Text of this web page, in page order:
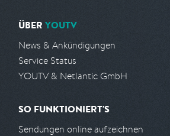
ÜBER YOUTV
News & Ankündigungen
Service Status
YOUTV & Netlantic GmbH
SO FUNKTIONIERT'S
Sendungen online aufzeichnen